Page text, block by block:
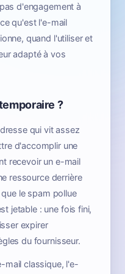
d'engagement à
qu'est l'e-mail
quand l'utiliser et
adapté à vos
?
qui vit assez
d'accomplir une
recevoir un e-mail
ressource derrière
le spam pollue
jetable : une fois fini,
expirer
du fournisseur.
mail classique, l'e-